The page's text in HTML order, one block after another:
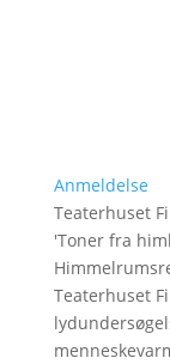
Anmeldelse
Teaterhuset
'Toner fra
Teaterhuset